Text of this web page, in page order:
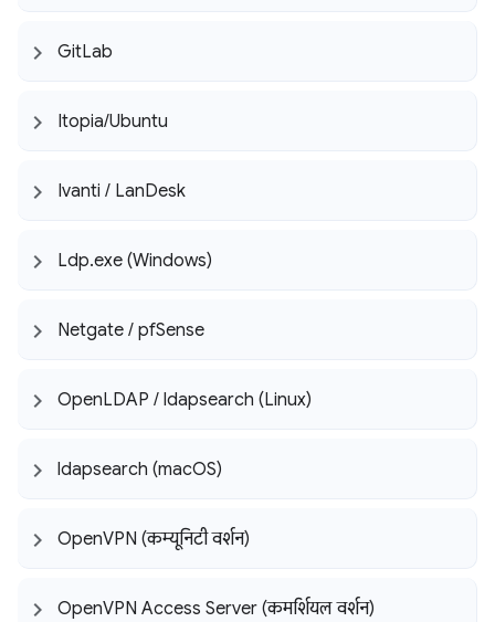
GitLab
Itopia/Ubuntu
Ivanti / LanDesk
Ldp.exe (Windows)
Netgate / pfSense
OpenLDAP / ldapsearch (Linux)
ldapsearch (macOS)
OpenVPN (कम्यूनिटी वर्शन)
OpenVPN Access Server (कमर्शियल वर्शन)